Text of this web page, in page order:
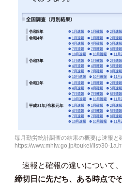
毎月勤労統計調査の結果の概要は速報と
https://www.mhlw.go.jp/toukei/list/30-
速報と確報の違いについて
締切日に先だち、ある時点で